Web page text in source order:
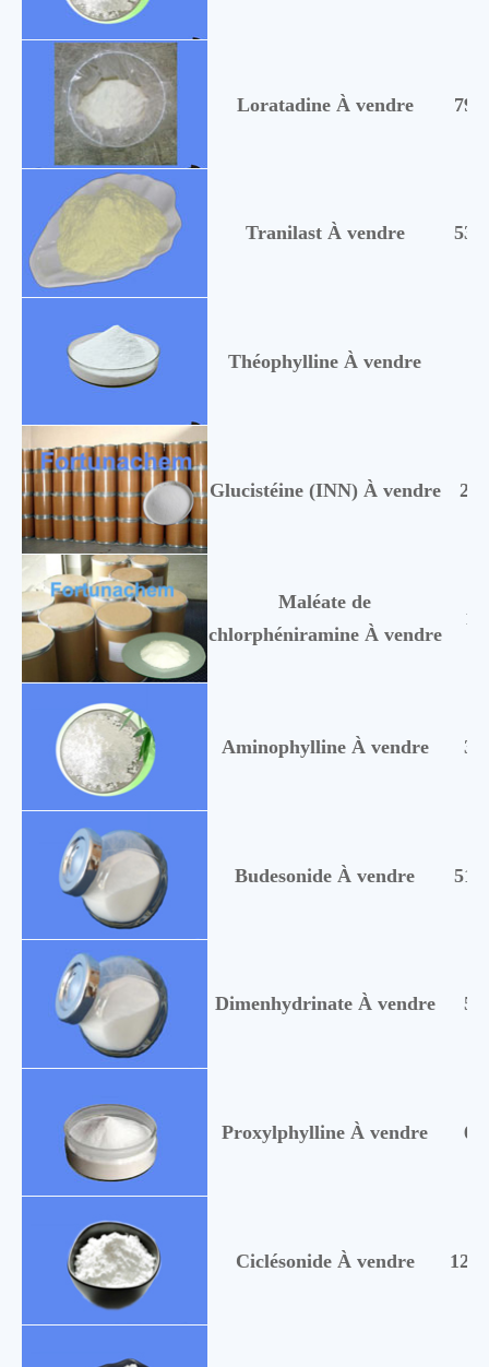
Loratadine À vendre
Tranilast À vendre
Théophylline À vendre
Glucistéine (INN) À vendre
Maléate de
chlorphéniramine À vendre
Aminophylline À vendre
Budesonide À vendre
Dimenhydrinate À vendre
Proxylphylline À vendre
Ciclésonide À vendre